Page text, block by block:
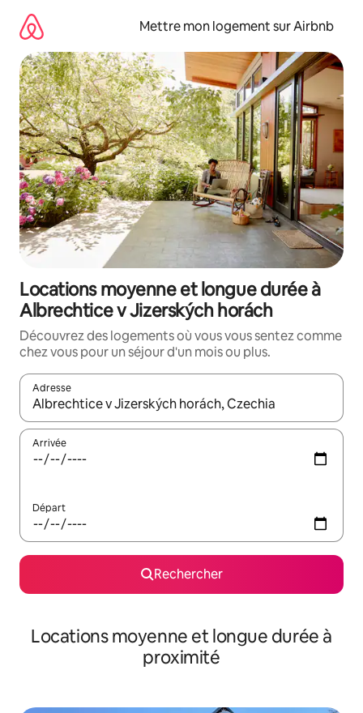
directement
contenu
Mettre mon logement sur Airbnb
Locations moyenne et longue durée à
Albrechtice v Jizerských horách
Découvrez des logements où vous vous sentez comme
chez vous pour un séjour d'un mois ou plus.
Adresse
Lorsque les résultats s'affichent, utilisez les flèches vers le
Arrivée
Départ
Rechercher
Locations moyenne et longue durée à
proximité